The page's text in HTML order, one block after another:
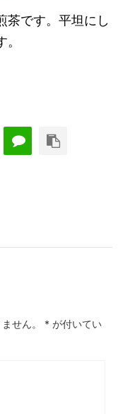
茶です。平坦にし
せん。 * が付いてい